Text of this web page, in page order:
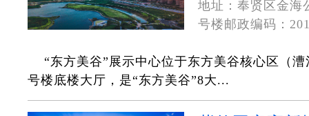
地址：奉贤区金海
号楼邮政编码：
“东方美谷”展示中心位于东方美谷核心区（
号楼底楼大厅，是“东方美谷”8大...